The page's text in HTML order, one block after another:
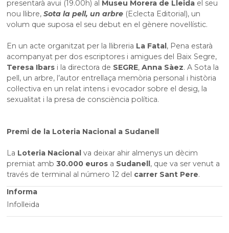
presentarà avui (19.00h) al Museu Morera de Lleida el seu
nou llibre,Sota la pell, un arbre (Eclecta Editorial), un
volum que suposa el seu debut en el gènere novel·lístic.
En un acte organitzat per la llibreria La Fatal, Pena estarà
acompanyat per dos escriptores i amigues del Baix Segre,
Teresa Ibars i la directora de SEGRE,Anna Sàez. A Sota la
pell, un arbre, l’autor entrellaça memòria personal i història
col·lectiva en un relat intens i evocador sobre el desig, la
sexualitat i la presa de consciència política.
Premi de la Loteria Nacional a Sudanell
La Loteria Nacional va deixar ahir almenys un dècim
premiat amb30.000 euros a Sudanell, que va ser venut a
través de terminal al número 12 del carrer Sant Pere.
Informa
Infolleida